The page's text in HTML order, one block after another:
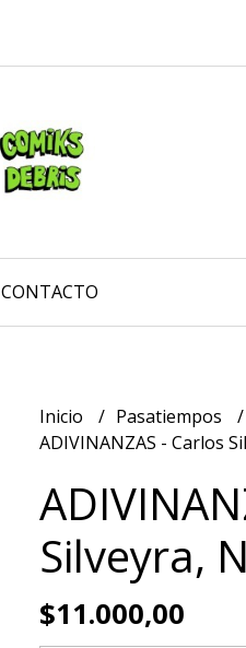
CONTACTO
Inicio
Pasatiempos
ADIVINANZAS - Carlos
Silveyra,
$11.000,00